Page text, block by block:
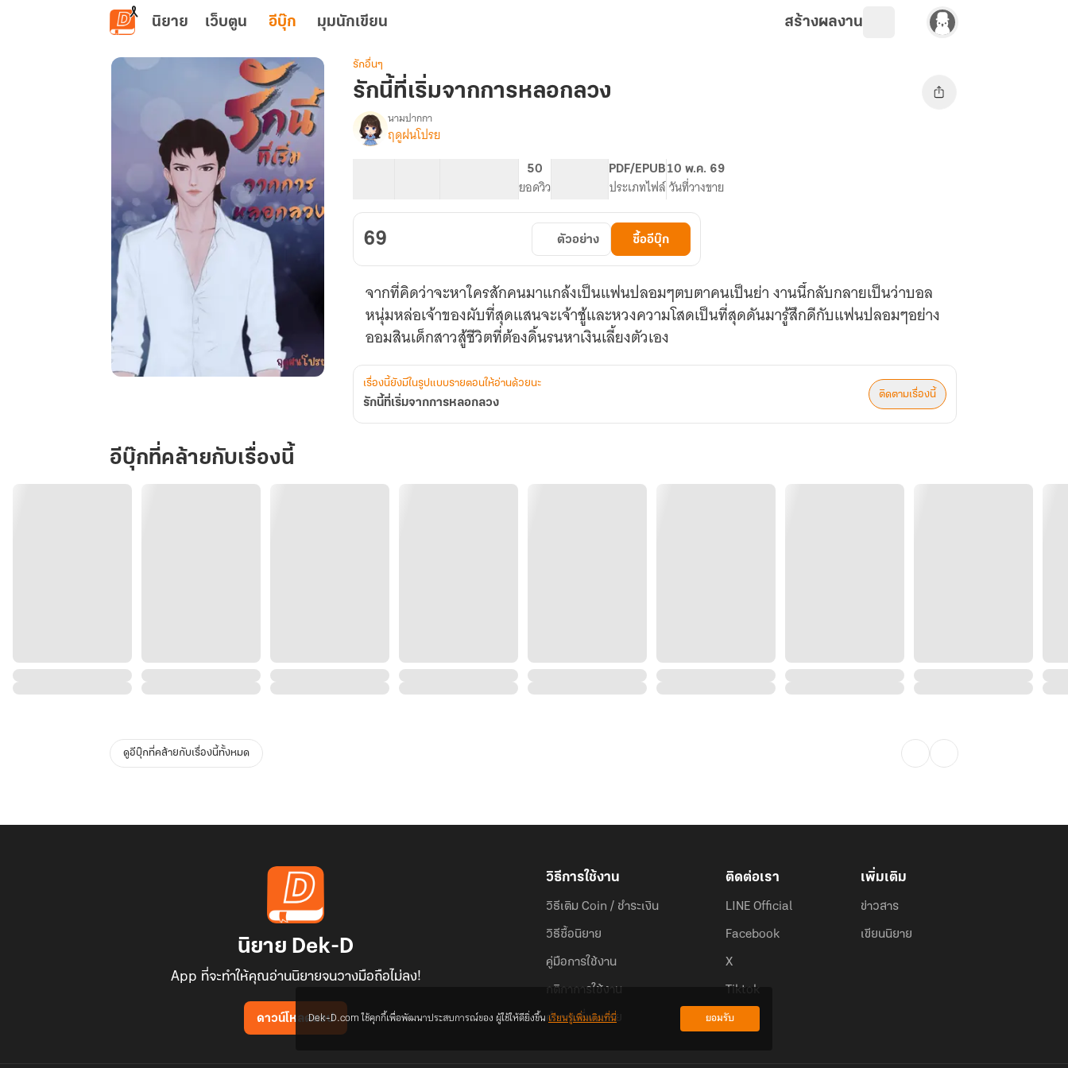
ข้ามไปยังเนื้อหาหลัก
นิยาย เว็บตูน อีบุ๊ก มุมนักเขียน สร้างผลงาน
เริ่ม
จาก
การ
รักอื่นๆ
รักนี้ที่เริ่มจากการหลอกลวง
เรื่อง
รัก
จาก
การ
หลอก
ลวง
นามปากกา
ฤดูฝนโปรย
50
ยอดวิว
PDF/EPUB
ประเภทไฟล์
10 พ.ค. 69
วันที่วางขาย
69 ตัวอย่าง ซื้ออีบุ๊ก
จากที่คิดว่าจะหาใครสักคนมาแกล้งเป็นแฟนปลอมๆตบตาคนเป็นย่า งานนี้กลับกลายเป็นว่าบอล
หนุ่มหล่อเจ้าของผับที่สุดแสนจะเจ้าชู้และหวงความโสดเป็นที่สุดดันมารู้สึกดีกับแฟนปลอมๆอย่าง
ออมสินเด็กสาวสู้ชีวิตที่ต้องดิ้นรนหาเงินเลี้ยงตัวเอง
เรื่องนี้ยังมีในรูปแบบรายตอนให้อ่านด้วยนะ
รักนี้ที่เริ่มจากการหลอกลวง
ติดตามเรื่องนี้
อีบุ๊กที่คล้ายกับเรื่องนี้
ดูอีบุ๊กที่คล้ายกับเรื่องนี้ทั้งหมด
นิยาย Dek-D
App ที่จะทำให้คุณอ่านนิยายจนวางมือถือไม่ลง!
ดาวน์โหลดแอป
วิธีการใช้งาน
วิธีเติม Coin / ชำระเงิน
วิธีซื้อนิยาย
คู่มือการใช้งาน
กติกาการใช้งาน
คำถามที่พบบ่อย
ติดต่อเรา
LINE Official
Facebook
X
Tiktok
เพิ่มเติม
ข่าวสาร
เขียนนิยาย
Dek-D.com ใช้คุกกี้เพื่อพัฒนาประสบการณ์ของ ผู้ใช้ให้ดียิ่งขึ้นเรียนรู้เพิ่มเติมที่นี่ ยอมรับ